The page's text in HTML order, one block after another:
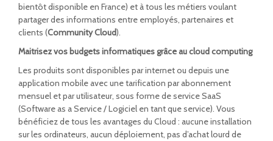
bientôt disponible en France) et à tous les métiers voulant
partager des informations entre employés, partenaires et
clients (Community Cloud).
Maitrisez vos budgets informatiques grâce au cloud computing
Les produits sont disponibles par internet ou depuis une
application mobile avec une tarification par abonnement
mensuel et par utilisateur, sous forme de service SaaS
(Software as a Service / Logiciel en tant que service). Vous
bénéficiez de tous les avantages du Cloud : aucune installation
sur les ordinateurs, aucun déploiement, pas d’achat lourd de